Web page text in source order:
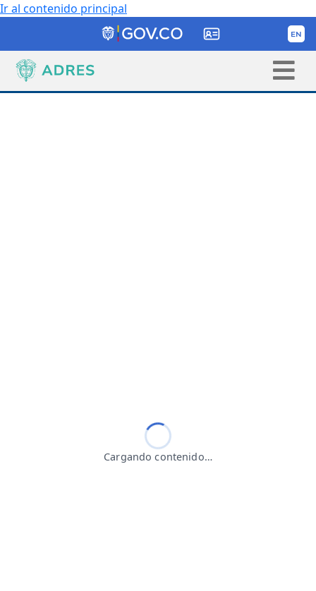
Ir al contenido principal
Cargando contenido…